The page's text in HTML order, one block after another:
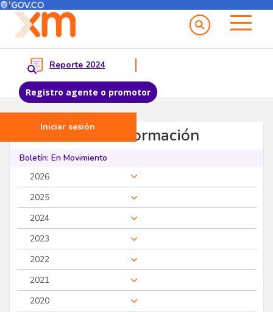
Pasar al contenido principal
Menú del Usuario
Reporte 2024
Registro agente o promotor
Iniciar sesión
Menu principal
Servicios de Información
Boletín: En Movimiento
2026
2025
2024
2023
2022
2021
2020